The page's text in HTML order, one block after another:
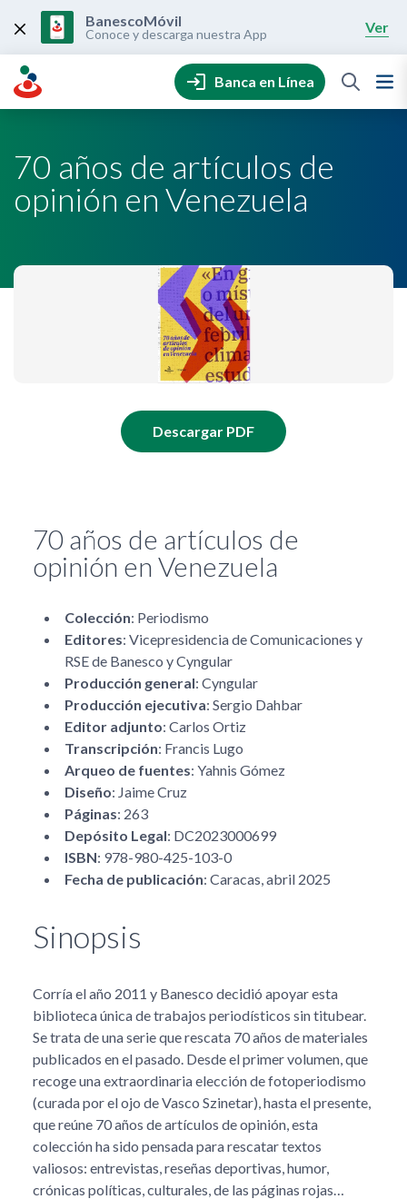
content
BanescoMóvil
Conoce y descarga nuestra App Ver
Banca en Línea
70 años de artículos de
opinión en Venezuela
Descargar PDF
70 años de artículos de
opinión en Venezuela
Colección: Periodismo
Editores: Vicepresidencia de Comunicaciones y
RSE de Banesco y Cyngular
Producción general: Cyngular
Producción ejecutiva: Sergio Dahbar
Editor adjunto: Carlos Ortiz
Transcripción: Francis Lugo
Arqueo de fuentes: Yahnis Gómez
Diseño: Jaime Cruz
Páginas: 263
Depósito Legal: DC2023000699
ISBN: 978-980-425-103-0
Fecha de publicación: Caracas, abril 2025
Sinopsis
Corría el año 2011 y Banesco decidió apoyar esta
biblioteca única de trabajos periodísticos sin titubear.
Se trata de una serie que rescata 70 años de materiales
publicados en el pasado. Desde el primer volumen, que
recoge una extraordinaria elección de fotoperiodismo
(curada por el ojo de Vasco Szinetar), hasta el presente,
que reúne 70 años de artículos de opinión, esta
colección ha sido pensada para rescatar textos
valiosos: entrevistas, reseñas deportivas, humor,
crónicas políticas, culturales, de las páginas rojas…